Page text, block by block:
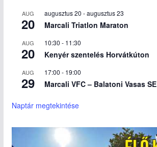
AUG
20
augusztus 20 -augusztus 23
Marcali Triatlon Maraton
AUG
20
10:30 - 11:30
Kenyér szentelés Horvátkúton
AUG
29
17:00 - 19:00
Marcali VFC – Balatoni Vasas SE
Naptár megtekintése